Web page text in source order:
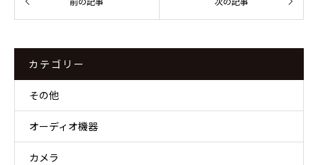
カテゴリー
その他
オーディオ機器
カメラ